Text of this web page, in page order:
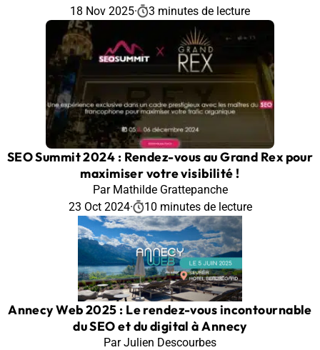
18 Nov 2025· 3 minutes de lecture
SEO Summit 2024 : Rendez-vous au Grand Rex pour
maximiser votre visibilité !
Par Mathilde Grattepanche
23 Oct 2024· 10 minutes de lecture
Annecy Web 2025 : Le rendez-vous incontournable
du SEO et du digital à Annecy
Par Julien Descourbes